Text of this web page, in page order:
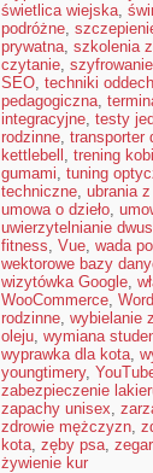
świetlica wiejska,
podróżne,
prywatna, szkolenia
czytanie,
SEO, techniki
pedagogiczna,
integracyjne, testy
rodzinne, transporter
kettlebell , trening
gumami, tuning
techniczne, ubrania
umowa o dzieło,
uwierzytelnianie
fitness, Vue, wada
wektorowe bazy
wizytówka Google,
WooCommerce,
rodzinne, wybielanie
oleju, wymiana
wyprawka dla kota,
youngtimery,
zabezpieczenie
zapachy unisex,
zdrowie mężczyzn,
kota, zęby psa,
żywienie kur